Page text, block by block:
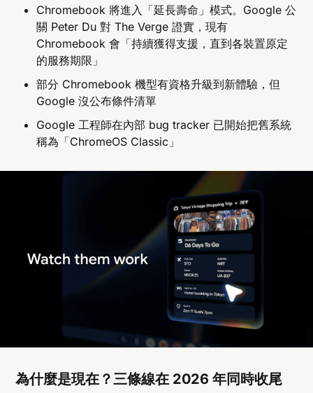
Chromebook 將進入「延長壽命」模式。Google 公
關 Peter Du 對 The Verge 證實，現有
Chromebook 會「持續獲得支援，直到各裝置原定
的服務期限」
部分 Chromebook 機型有資格升級到新體驗，但
Google 沒公布條件清單
Google 工程師在內部 bug tracker 已開始把舊系統
稱為「ChromeOS Classic」
為什麼是現在？三條線在 2026 年同時收尾